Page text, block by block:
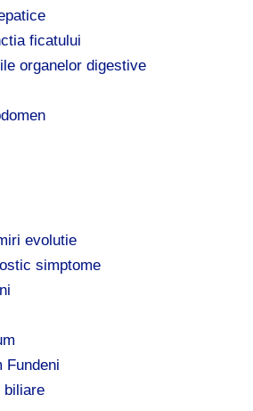
ficatului
organelor digestive
evolutie
simptome
Fundeni
biliare